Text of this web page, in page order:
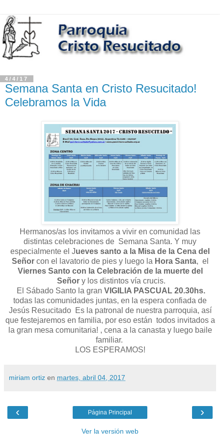
4/4/17
Semana Santa en Cristo Resucitado!
Celebramos la Vida
Hermanos/as los invitamos a vivir en comunidad las
distintas celebraciones de Semana Santa. Y muy
especialmente el Jueves santo a la Misa de la Cena del
Señor con el lavatorio de pies y luego la Hora Santa, el
Viernes Santo con la Celebración de la muerte del
Señor y los distintos vía crucis.
El Sábado Santo la gran VIGILIA PASCUAL 20.30hs.
todas las comunidades juntas, en la espera confiada de
Jesús Resucitado Es la patronal de nuestra parroquia, así
que festejaremos en familia, por eso están todos invitados a
la gran mesa comunitaria! , cena a la canasta y luego baile
familiar.
LOS ESPERAMOS!
miriam ortiz en martes, abril 04, 2017
‹ ›
Página Principal
Ver la versión web